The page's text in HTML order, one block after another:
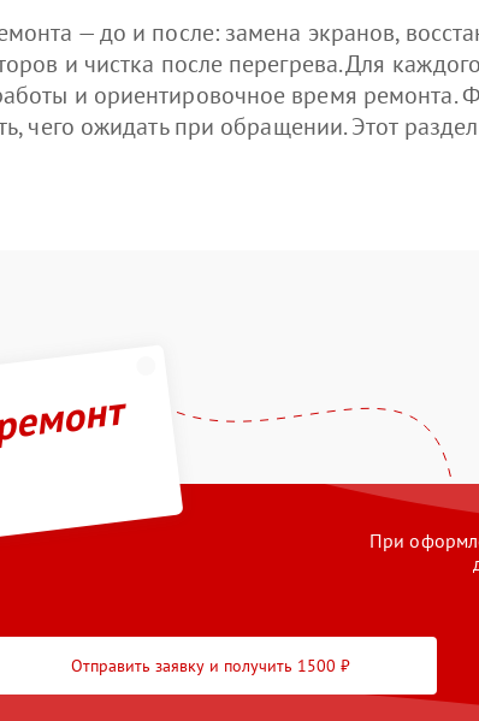
— до и после: замена экранов,
и чистка после перегрева. Для
и ориентировочное время ремонта.
чего ожидать при обращении. Этот
При
Отправить заявку и получить 1500 ₽